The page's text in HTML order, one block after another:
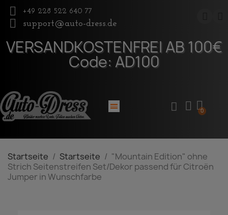
+49 228 522 640 77
support@auto-dress.de
VERSANDKOSTENFREI AB 100€
Code: AD100
Startseite Startseite
"Mountain Edition" ohne
Strich Seitenstreifen Set/Dekor passend für Citroën
Jumper in Wunschfarbe